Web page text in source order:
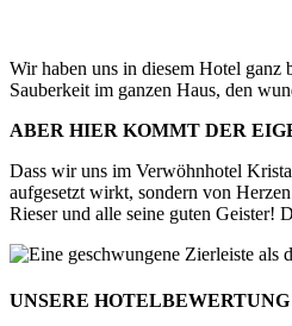
Wir haben uns in diesem Hotel ganz
Sauberkeit im ganzen Haus, den
ABER HIER KOMMT DER
Dass wir uns im Verwöhnhotel
aufgesetzt wirkt, sondern von
Rieser und alle seine guten Geister!
UNSERE HOTELBEWERTUNG